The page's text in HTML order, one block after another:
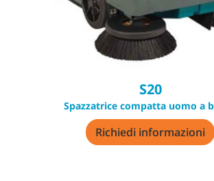
S20
Spazzatrice compatta uomo a
Richiedi informazioni